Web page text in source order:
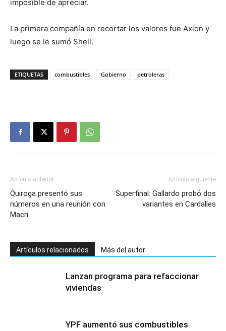
imposible de apreciar.
La primera compañía en recortar los valores fue Axion y
luego se le sumó Shell.
ETIQUETAS combustibles Gobierno petroleras
Artículo anterior
Quiroga presentó sus
números en una reunión con
Macri
Artículo siguiente
Superfinal: Gallardo probó dos
variantes en Cardalles
Artículos relacionados Más del autor
Lanzan programa para refaccionar
viviendas
YPF aumentó sus combustibles